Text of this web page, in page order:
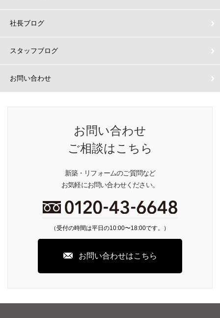
社長ブログ
スタッフブログ
お問い合わせ
お問い合わせ
ご相談はこちら
新築・リフォームのご質問など
お気軽にお問い合わせください。
（受付の時間は平日の10:00〜18:00です。）
お問い合わせはこちら